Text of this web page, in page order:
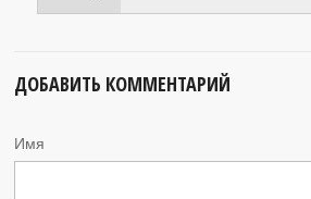
ДОБАВИТЬ КОММЕНТАРИЙ
Имя